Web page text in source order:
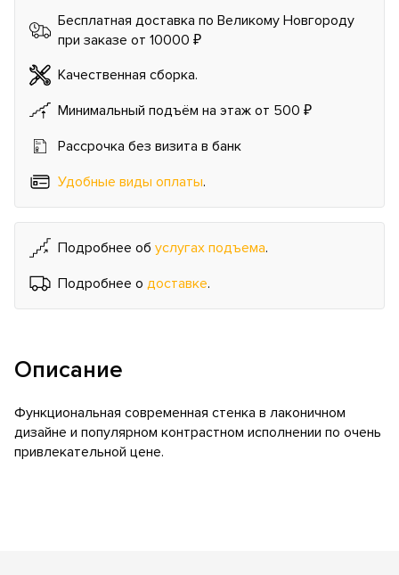
Бесплатная доставка по Великому Новгороду
при заказе от 10000 ₽
Качественная сборка.
Минимальный подъём на этаж от 500 ₽
Рассрочка без визита в банк
Удобные виды оплаты.
Подробнее об услугах подъема.
Подробнее о доставке.
Описание
Функциональная современная стенка в лаконичном
дизайне и популярном контрастном исполнении по очень
привлекательной цене.